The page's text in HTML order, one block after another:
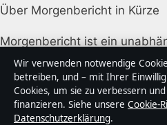
Über Morgenbericht in Kürze
Morgenbericht ist ein
Nachrichtenanbieter mit
Technik und Gesellschaft in
trägt eine Byline, wird von
und vor der Veröffentlichung
Wir verwenden notwendige
betreiben, und – mit Ihrer
Cookies, um sie zu verbessern
finanzieren. Siehe unsere Cookie-
Datenschutzerklärung.